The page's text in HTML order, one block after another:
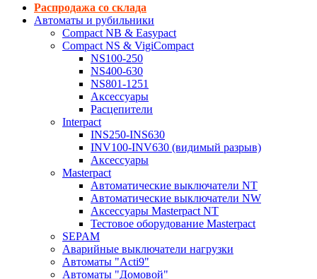
Распродажа со склада
Автоматы и рубильники
Compact NB & Easypact
Compact NS & VigiCompact
NS100-250
NS400-630
NS801-1251
Аксессуары
Расцепители
Interpact
INS250-INS630
INV100-INV630 (видимый разрыв)
Аксессуары
Masterpact
Автоматические выключатели NT
Автоматические выключатели NW
Аксессуары Masterpact NT
Тестовое оборудование Masterpact
SEPAM
Аварийные выключатели нагрузки
Автоматы "Acti9"
Автоматы "Домовой"